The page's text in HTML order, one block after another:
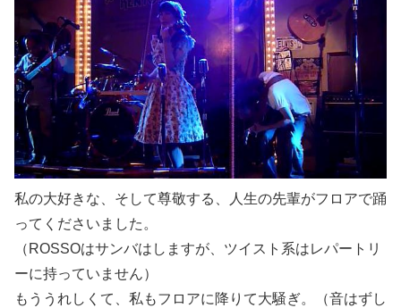
私の大好きな、そして尊敬する、人生の先輩がフロアで踊
ってくださいました。
（ROSSOはサンバはしますが、ツイスト系はレパートリ
ーに持っていません）
もううれしくて、私もフロアに降りて大騒ぎ。（音はずし